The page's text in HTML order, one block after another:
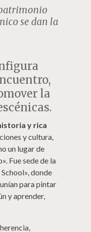
se dan la
la
y rica
y cultura,
un lugar de
Fue sede de la
donde
para pintar
y aprender,